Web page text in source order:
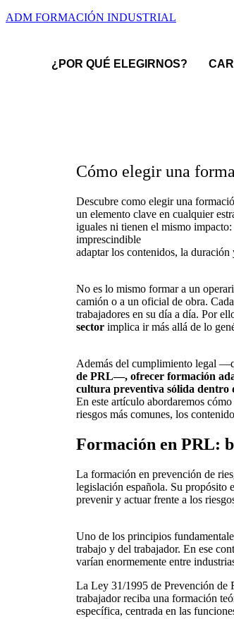
ADM FORMACIÓN INDUSTRIAL
¿POR QUÉ ELEGIRNOS?
Cómo elegir una
Descubre como elegir una
un elemento clave en cualquier
iguales ni tienen el mismo impacto:
imprescindible
adaptar los contenidos, la
No es lo mismo formar a un
camión o a un oficial de obra.
trabajadores en su día a día. Por
sector implica ir más allá de lo
Además del cumplimiento legal
de PRL—, ofrecer formación
cultura preventiva sólida dentro
En este artículo abordaremos
riesgos más comunes, los
Formación en PRL:
La formación en prevención de
legislación española. Su propósito
prevenir y actuar frente a los
Uno de los principios
trabajo y del trabajador. En ese
varían enormemente entre
La Ley 31/1995 de Prevención de
trabajador reciba una formación
específica, centrada en las